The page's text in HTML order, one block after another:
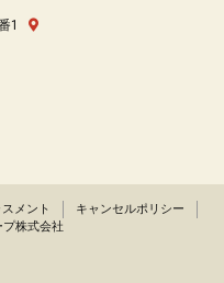
1
メント
キャンセルポリシー
株式会社